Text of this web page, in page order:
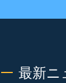
最新ニ